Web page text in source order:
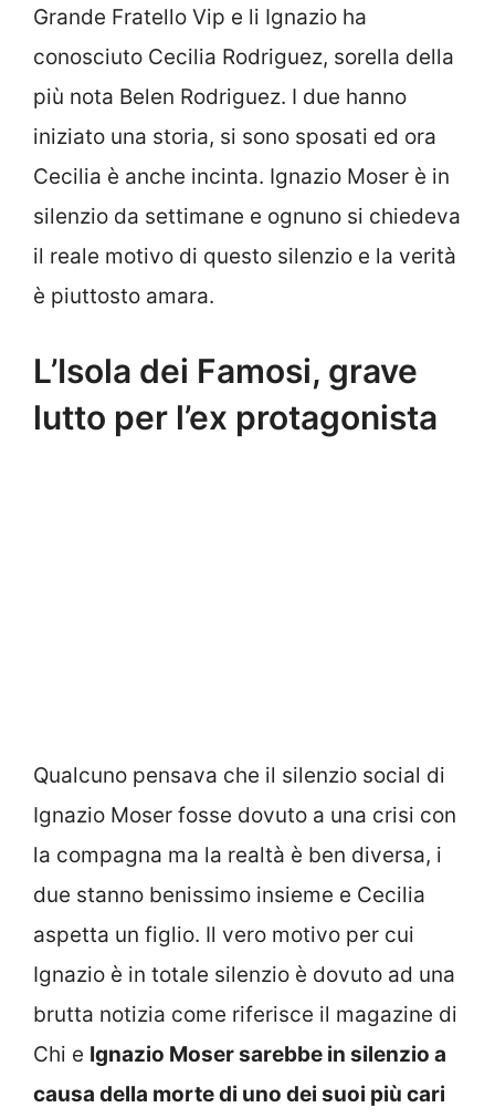
Grande Fratello Vip e li Ignazio ha
conosciuto Cecilia Rodriguez, sorella della
più nota Belen Rodriguez. I due hanno
iniziato una storia, si sono sposati ed ora
Cecilia è anche incinta. Ignazio Moser è in
silenzio da settimane e ognuno si chiedeva
il reale motivo di questo silenzio e la verità
è piuttosto amara.
L’Isola dei Famosi, grave
lutto per l’ex protagonista
Qualcuno pensava che il silenzio social di
Ignazio Moser fosse dovuto a una crisi con
la compagna ma la realtà è ben diversa, i
due stanno benissimo insieme e Cecilia
aspetta un figlio. Il vero motivo per cui
Ignazio è in totale silenzio è dovuto ad una
brutta notizia come riferisce il magazine di
Chi e Ignazio Moser sarebbe in silenzio a
causa della morte di uno dei suoi più cari